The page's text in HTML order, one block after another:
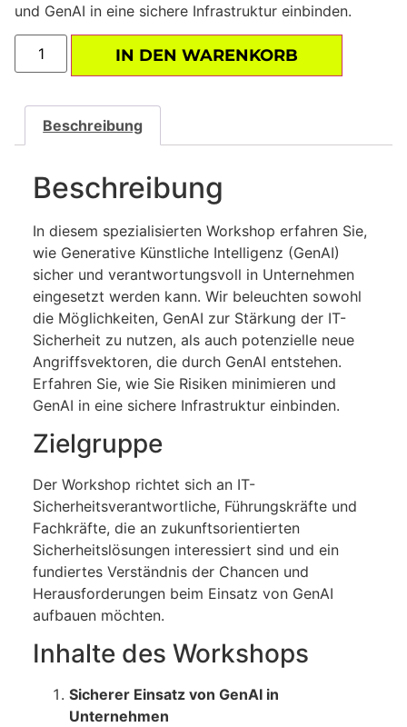
und GenAI in eine sichere Infrastruktur einbinden.
IN DEN WARENKORB
Beschreibung
Beschreibung
In diesem spezialisierten Workshop erfahren Sie,
wie Generative Künstliche Intelligenz (GenAI)
sicher und verantwortungsvoll in Unternehmen
eingesetzt werden kann. Wir beleuchten sowohl
die Möglichkeiten, GenAI zur Stärkung der IT-
Sicherheit zu nutzen, als auch potenzielle neue
Angriffsvektoren, die durch GenAI entstehen.
Erfahren Sie, wie Sie Risiken minimieren und
GenAI in eine sichere Infrastruktur einbinden.
Zielgruppe
Der Workshop richtet sich an IT-
Sicherheitsverantwortliche, Führungskräfte und
Fachkräfte, die an zukunftsorientierten
Sicherheitslösungen interessiert sind und ein
fundiertes Verständnis der Chancen und
Herausforderungen beim Einsatz von GenAI
aufbauen möchten.
Inhalte des Workshops
Sicherer Einsatz von GenAI in
Unternehmen